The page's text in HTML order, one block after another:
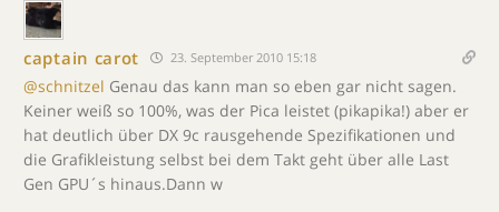
captain carot 23. September 2010 15:18
@schnitzel Genau das kann man so eben gar nicht sagen.
Keiner weiß so 100%, was der Pica leistet (pikapika!) aber er
hat deutlich über DX 9c rausgehende Spezifikationen und
die Grafikleistung selbst bei dem Takt geht über alle Last
Gen GPU´s hinaus.Dann w